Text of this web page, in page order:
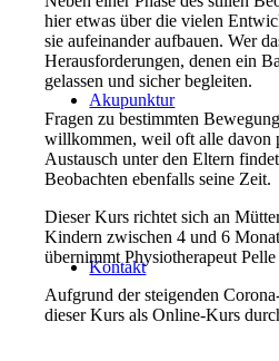
Akupunktur
Kontakt
hier etwas über die vielen
sie aufeinander aufbauen. Wer
Herausforderungen, denen ein
gelassen und sicher begleiten.
Fragen zu bestimmten
willkommen, weil oft alle davon
Austausch unter den Eltern
Beobachten ebenfalls seine Zeit.
Dieser Kurs richtet sich an
Kindern zwischen 4 und 6
übernimmt Physiotherapeut
Aufgrund der steigenden
dieser Kurs als Online-Kurs